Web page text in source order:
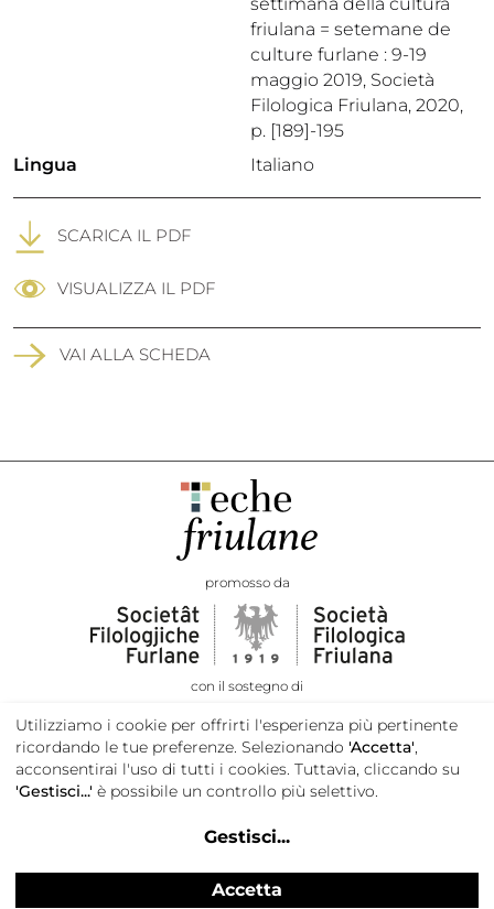
friulana = setemane de
culture furlane : 9-19
maggio 2019, Società
Filologica Friulana, 2020,
p. [189]-195
Lingua
Italiano
SCARICA IL PDF
VISUALIZZA IL PDF
VAI ALLA SCHEDA
promosso da
con il sostegno di
Privacy e cookie policy
Utilizziamo i cookie per offrirti l'esperienza più pertinente
ricordando le tue preferenze. Selezionando 'Accetta',
acconsentirai l'uso di tutti i cookies. Tuttavia, cliccando su
'Gestisci...' è possibile un controllo più selettivo.
Gestisci...
Accetta